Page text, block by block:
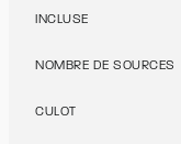
INCLUSE
NOMBRE DE SOURCES
CULOT